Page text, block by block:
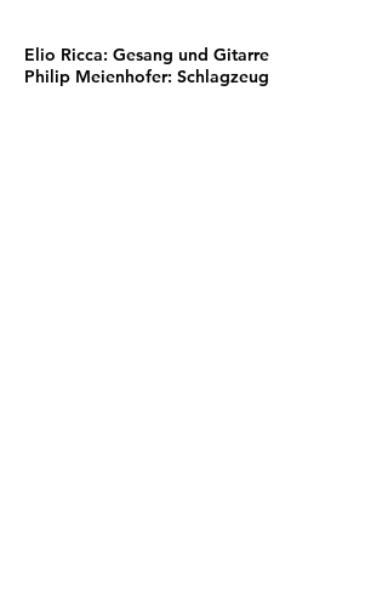
Elio Ricca: Gesang und Gitarre
Philip Meienhofer: Schlagzeug